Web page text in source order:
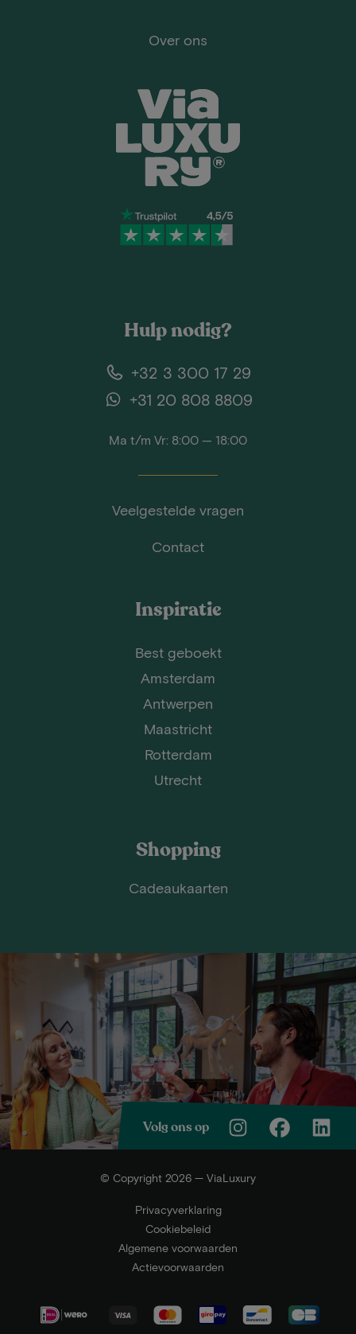
Over ons
Hulp nodig?
+32 3 300 17 29
+31 20 808 8809
Ma t/m Vr: 8:00 — 18:00
Veelgestelde vragen
Contact
Inspiratie
Best geboekt
Amsterdam
Antwerpen
Maastricht
Rotterdam
Utrecht
Shopping
Cadeaukaarten
Volg ons op
© Copyright 2026 — ViaLuxury
Privacyverklaring
Cookiebeleid
Algemene voorwaarden
Actievoorwaarden